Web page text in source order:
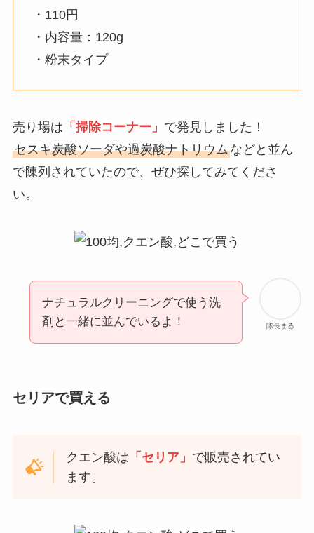
・110円
・内容量：120g
・粉末タイプ
売り場は 「掃除コーナー」 で発見しました！
セスキ炭酸ソーダや過炭酸ナトリウムなどと並ん
で陳列されていたので、ぜひ探してみてくださ
い。
隊長まる
ナチュラルクリーニングで使う洗
剤と一緒に並んでいるよ！
セリアで買える
クエン酸は 「セリア」 で販売されてい
ます。